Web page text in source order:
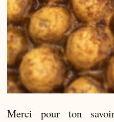
Merci pour ton